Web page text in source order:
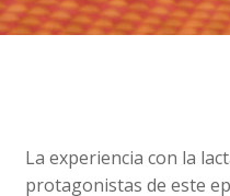
La experiencia con la
protagonistas de este